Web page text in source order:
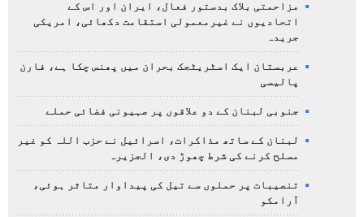
مزاحمتی بلاک بدستور فعال، ایران اور اس کے
اتحادیوں نے غیرمعمولی استقامت دکھائی، امریکی
جریدہ
عربستان ایک اسٹریٹجک بحران میں پھنس چکا ہے، فارن
پالیسی
جنوبی لبنان کے دو علاقوں پر صہیونی فضائی حملے
لبنان کے ساتھ مذاکرات، اسرائیل نے حزب اللہ کو غیر
مسلح کرنے کی شرط چھوڑ دی، الجزیرہ
تنصیبات پر حملوں سے تیل کی پیداوار متاثر ہوئی،
آرامکو